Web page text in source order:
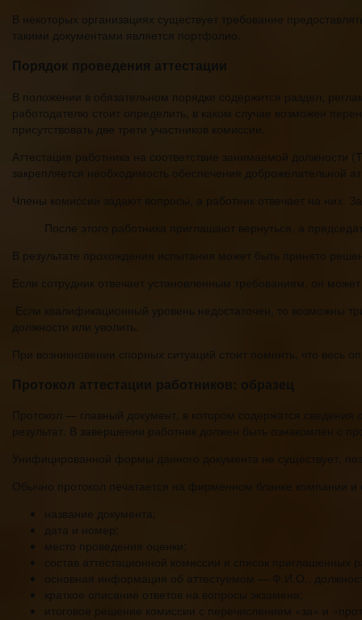
В некоторых организациях существует требование
такими документами является портфолио.
Порядок проведения аттестации
В положении в обязательном порядке содержится раздел,
работодателю стоит определить, в каком случае возможен
присутствовать две трети участников комиссии.
Аттестация работника на соответствие занимаемой должности
закрепляется необходимость обеспечения доброжелательной
Члены комиссии задают вопросы, а работник отвечает на них.
После этого работника приглашают вернуться, а
В результате прохождения испытания может быть принято
Если сотрудник отвечает установленным требованиям, он
Если квалификационный уровень недостаточен, то возможны
должности или уволить.
При возникновении спорных ситуаций стоит помнить, что весь
Протокол аттестации работников: образец
Протокол — главный документ, в котором содержатся
результат. В завершении работник должен быть ознакомлен с
Унифицированной формы данного документа не существует,
Обычно протокол печатается на фирменном бланке компании
название документа;
дата и номер;
место проведения оценки;
состав аттестационной комиссии и список приглашенных
основная информация об аттестуемом — Ф.И.О.,
краткое описание ответов на вопросы экзамена;
итоговое решение комиссии с перечислением «за» и